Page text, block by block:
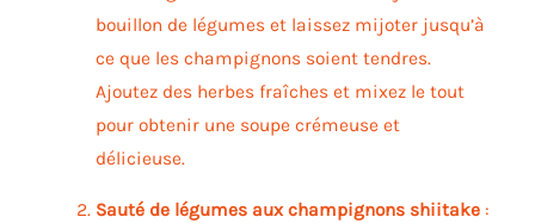
bouillon de légumes et laissez mijoter jusqu’à
ce que les champignons soient tendres.
Ajoutez des herbes fraîches et mixez le tout
pour obtenir une soupe crémeuse et
délicieuse.
Sauté de légumes aux champignons shiitake :